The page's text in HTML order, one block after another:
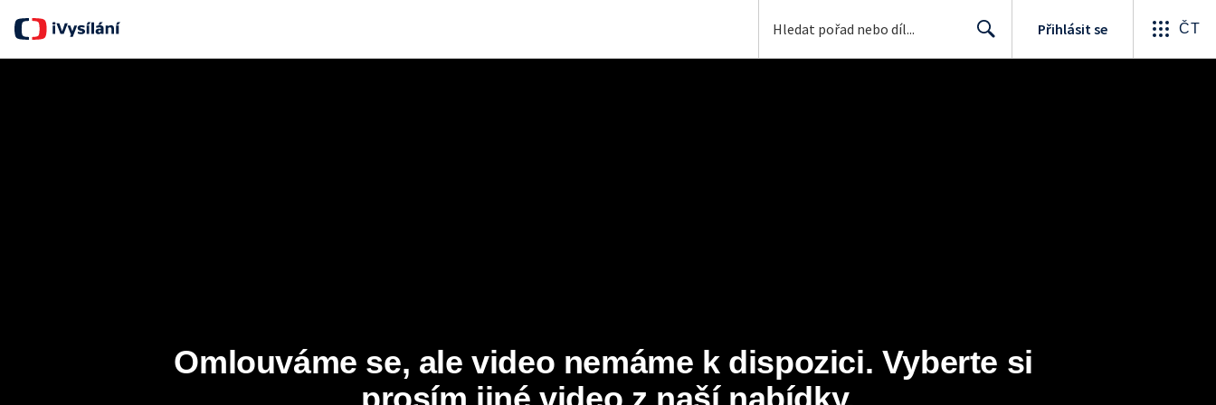
Přihlásit se ČT
Omlouváme se, ale video nemáme k dispozici. Vyberte si